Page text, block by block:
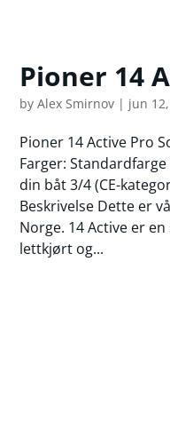
Pioner 14
byAlex Smirnov | jun
Pioner 14 Active Pro
Farger:
din båt 3/4 (CE-
Beskrivelse Dette er
Norge. 14 Active er
lettkjørt og...